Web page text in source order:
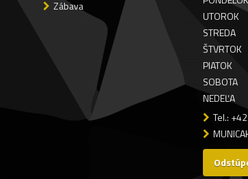
Zábava
UTOROK
STREDA
ŠTVRTOK
PIATOK
SOBOTA
NEDEĽA
Tel.: